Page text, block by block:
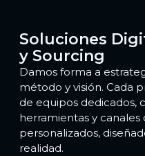
Soluciones
y Sourcing
Damos forma a
método y visión. Cada
de equipos dedicados,
herramientas y
personalizados,
realidad.